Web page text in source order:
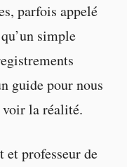
parfois appelé
simple
guide pour nous
voir la réalité.
et professeur de